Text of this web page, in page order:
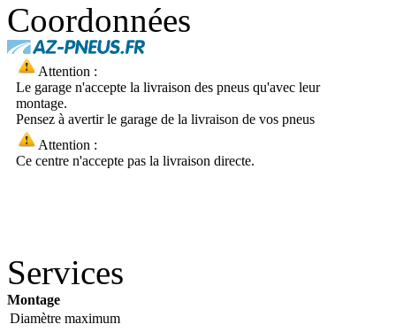
Coordonnées
Attention :
Le garage n'accepte la livraison des pneus qu'avec leur
montage.
Pensez à avertir le garage de la livraison de vos pneus
Attention :
Ce centre n'accepte pas la livraison directe.
Services
Montage
Diamètre maximum